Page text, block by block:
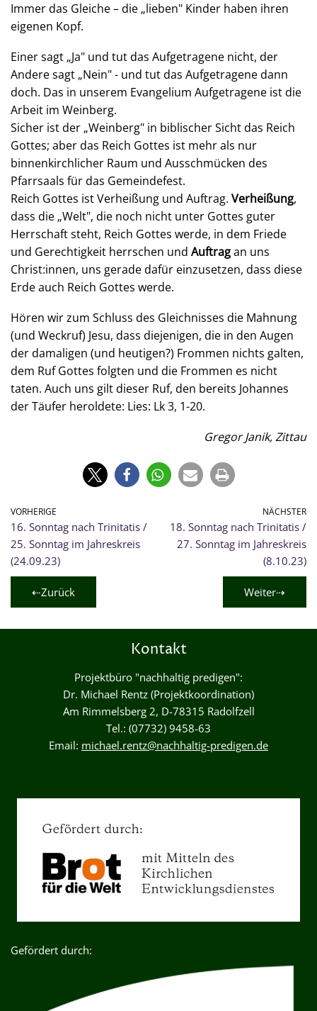
Immer das Gleiche – die „lieben" Kinder haben ihren
eigenen Kopf.
Einer sagt „Ja" und tut das Aufgetragene nicht, der
Andere sagt „Nein" - und tut das Aufgetragene dann
doch. Das in unserem Evangelium Aufgetragene ist die
Arbeit im Weinberg.
Sicher ist der „Weinberg" in biblischer Sicht das Reich
Gottes; aber das Reich Gottes ist mehr als nur
binnenkirchlicher Raum und Ausschmücken des
Pfarrsaals für das Gemeindefest.
Reich Gottes ist Verheißung und Auftrag. Verheißung,
dass die „Welt", die noch nicht unter Gottes guter
Herrschaft steht, Reich Gottes werde, in dem Friede
und Gerechtigkeit herrschen und Auftragan uns
Christ:innen, uns gerade dafür einzusetzen, dass diese
Erde auch Reich Gottes werde.
Hören wir zum Schluss des Gleichnisses die Mahnung
(und Weckruf) Jesu, dass diejenigen, die in den Augen
der damaligen (und heutigen?) Frommen nichts galten,
dem Ruf Gottes folgten und die Frommen es nicht
taten. Auch uns gilt dieser Ruf, den bereits Johannes
der Täufer heroldete: Lies: Lk 3, 1-20.
Gregor Janik, Zittau
VORHERIGE
16. Sonntag nach Trinitatis /
25. Sonntag im Jahreskreis
(24.09.23)
NÄCHSTER
18. Sonntag nach Trinitatis /
27. Sonntag im Jahreskreis
(8.10.23)
⇠Zurück Weiter⇢
Kontakt
Projektbüro "nachhaltig predigen":
Dr. Michael Rentz (Projektkoordination)
Am Rimmelsberg 2, D-78315 Radolfzell
Tel.: (07732) 9458-63
Email: michael.rentz@nachhaltig-predigen.de
Gefördert durch: